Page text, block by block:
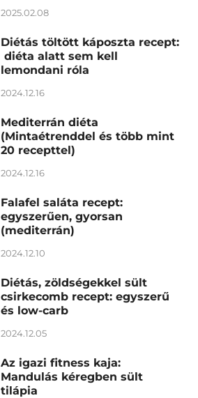
2025.02.08
Diétás töltött káposzta recept:
diéta alatt sem kell
lemondani róla
2024.12.16
Mediterrán diéta
(Mintaétrenddel és több mint
20 recepttel)
2024.12.16
Falafel saláta recept:
egyszerűen, gyorsan
(mediterrán)
2024.12.10
Diétás, zöldségekkel sült
csirkecomb recept: egyszerű
és low-carb
2024.12.05
Az igazi fitness kaja:
Mandulás kéregben sült
tilápia